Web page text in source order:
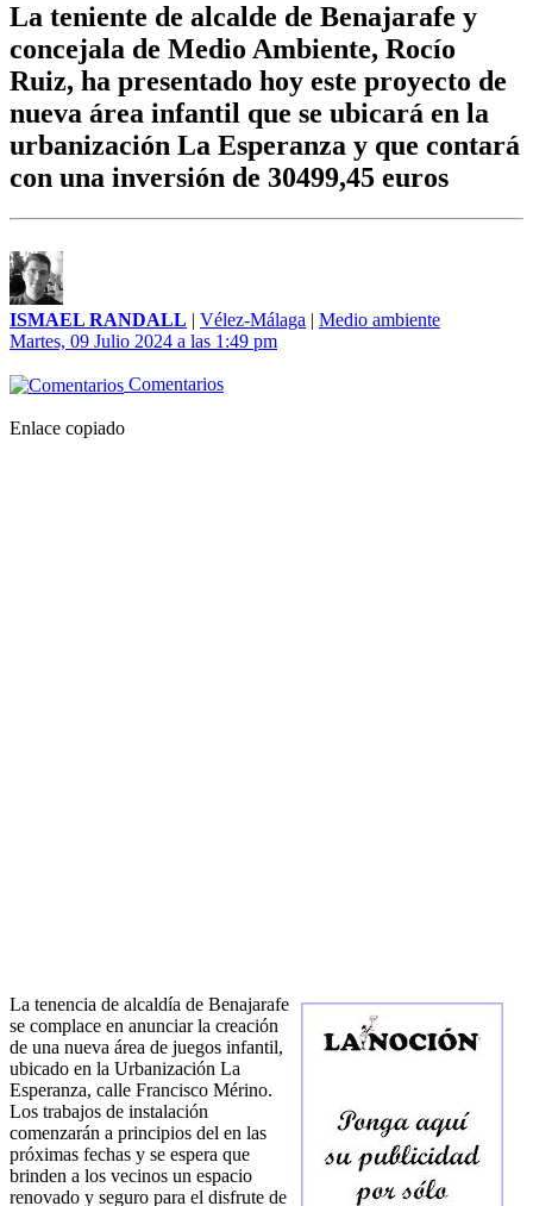
La teniente de alcalde de Benajarafe y
concejala de Medio Ambiente, Rocío
Ruiz, ha presentado hoy este proyecto de
nueva área infantil que se ubicará en la
urbanización La Esperanza y que contará
con una inversión de 30499,45 euros
ISMAEL RANDALL | Vélez-Málaga | Medio ambiente
Martes, 09 Julio 2024 a las 1:49 pm
Comentarios
Enlace copiado
La tenencia de alcaldía de Benajarafe
se complace en anunciar la creación
de una nueva área de juegos infantil,
ubicado en la Urbanización La
Esperanza, calle Francisco Mérino.
Los trabajos de instalación
comenzarán a principios del en las
próximas fechas y se espera que
brinden a los vecinos un espacio
renovado y seguro para el disfrute de